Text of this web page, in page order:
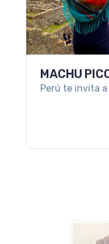
MACHU
Perú te invita